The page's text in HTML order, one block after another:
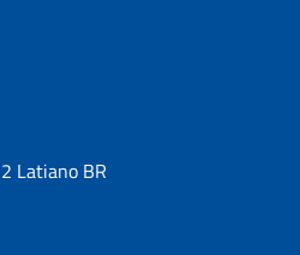
Latiano BR